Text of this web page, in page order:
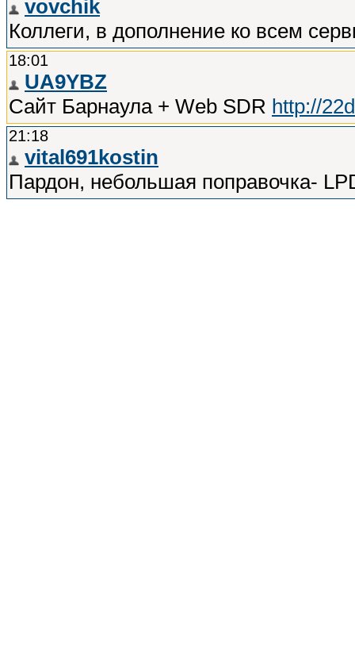
vovchik
Коллеги, в дополнение ко всем
18:01
UA9YBZ
Сайт Барнаула + Web SDR http://
21:18
vital691kostin
Пардон, небольшая поправочка-